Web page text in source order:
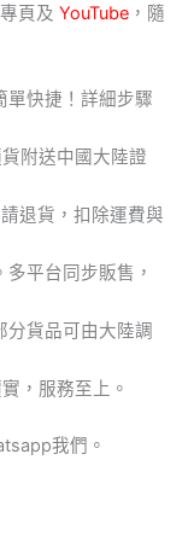
專頁及 YouTube ，隨
單快捷！詳細步驟
附送中國大陸證
退貨，扣除運費與
多平台同步販售，
分貨品可由大陸調
，服務至上。
我們。